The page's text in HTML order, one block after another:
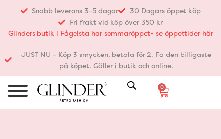
innehåll
Snabb leverans 3-5 dagar
30 Dagars öppet köp
Fri frakt vid köp över 350 kr
Glinders butik i Fågelsta har sommaröppet- se öppettider här
JUST NU - Köp 3 smycken, betala för 2. Få den billigaste
på köpet. Gäller i butik och online.
0
Varukorg